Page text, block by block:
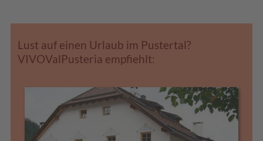
Lust auf einen Urlaub im Pustertal?
VIVOValPusteria empfiehlt: